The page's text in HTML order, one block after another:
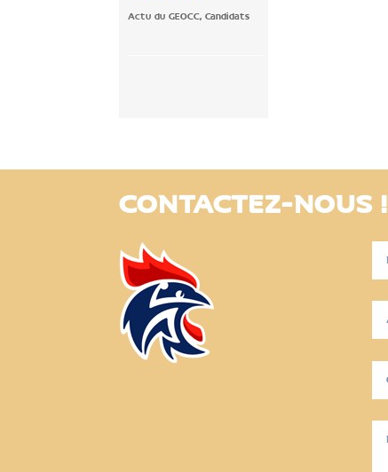
Actu du GEOCC,Candidats
CONTACTEZ-NOUS !